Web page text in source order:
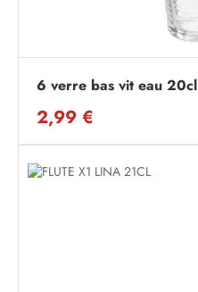
6 verre bas vit eau 20cl
2,99 €